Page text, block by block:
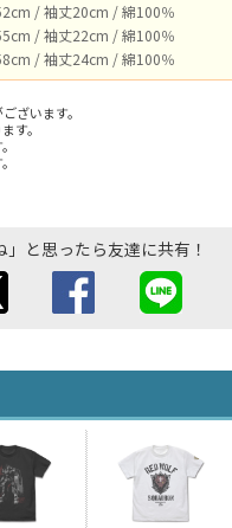
/ 袖丈20cm / 綿100％
/ 袖丈22cm / 綿100％
/ 袖丈24cm / 綿100％
ざいます。
す。
」と思ったら友達に共有！